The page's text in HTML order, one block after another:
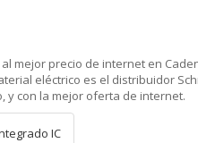
mejor precio de internet en
eléctrico es el distribuidor
y con la mejor oferta de internet.
IC